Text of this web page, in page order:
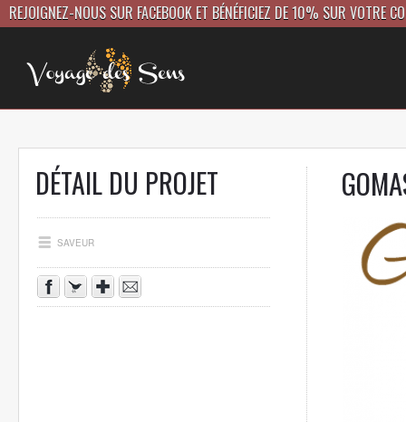
REJOIGNEZ-NOUS SUR FACEBOOK ET BÉNÉFICIEZ DE 10% SUR VOTRE
DÉTAIL DU PROJET
SAVEUR